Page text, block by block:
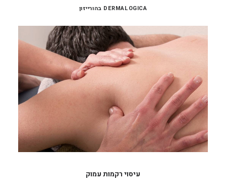
DERMALOGICA בהורייזון
עיסוי רקמות עמוק